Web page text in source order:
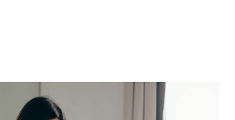
MY (MS)